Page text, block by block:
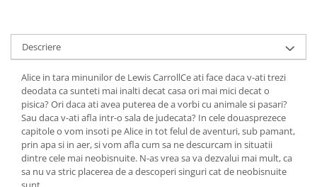
Dictionare si enciclopedii
Atlase, dictionare si enciclopedii
Dictionare de limba romana
Dictionare tematice
Enciclopedii
Diete si fitness
Diete si alimentatie sanatoasa
Descriere
Alice in tara minunilor de Lewis CarrollCe ati face daca v-ati trezi
deodata ca sunteti mai inalti decat casa ori mai mici decat o
pisica? Ori daca ati avea puterea de a vorbi cu animale si pasari?
Sau daca v-ati afla intr-o sala de judecata? In cele douasprezece
capitole o vom insoti pe Alice in tot felul de aventuri, sub pamant,
prin apa si in aer, si vom afla cum sa ne descurcam in situatii
dintre cele mai neobisnuite. N-as vrea sa va dezvalui mai mult, ca
sa nu va stric placerea de a descoperi singuri cat de neobisnuite